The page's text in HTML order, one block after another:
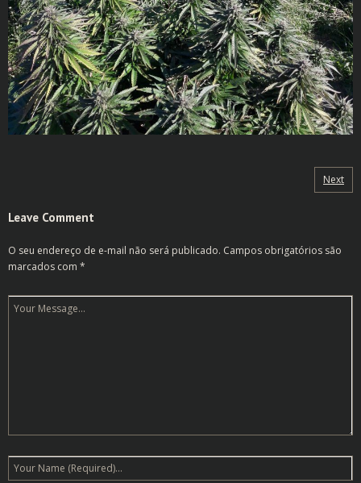
Next
Leave Comment
O seu endereço de e-mail não será publicado. Campos obrigatórios são
marcados com *